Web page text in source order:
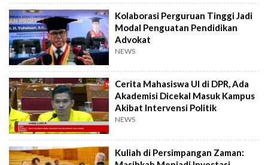
Kolaborasi Perguruan Tinggi Jadi
Modal Penguatan Pendidikan
Advokat
NEWS
Cerita Mahasiswa UI di DPR, Ada
Akademisi Dicekal Masuk Kampus
Akibat Intervensi Politik
NEWS
Kuliah di Persimpangan Zaman: